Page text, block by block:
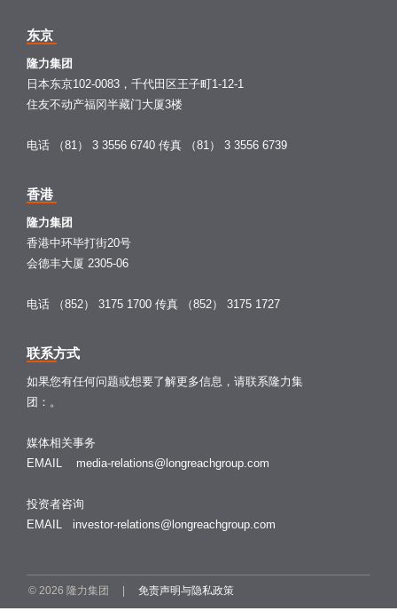
东京
隆力集团
日本东京102-0083，千代田区王子町1-12-1
住友不动产福冈半藏门大厦3楼
电话 （81） 3 3556 6740 传真 （81） 3 3556 6739
香港
隆力集团
香港中环毕打街20号
会德丰大厦 2305-06
电话 （852） 3175 1700 传真 （852） 3175 1727
联系方式
如果您有任何问题或想要了解更多信息，请联系隆力集
团：。
媒体相关事务
EMAIL media-relations@longreachgroup.com
投资者咨询
EMAIL investor-relations@longreachgroup.com
© 2026 隆力集团 | 免责声明与隐私政策